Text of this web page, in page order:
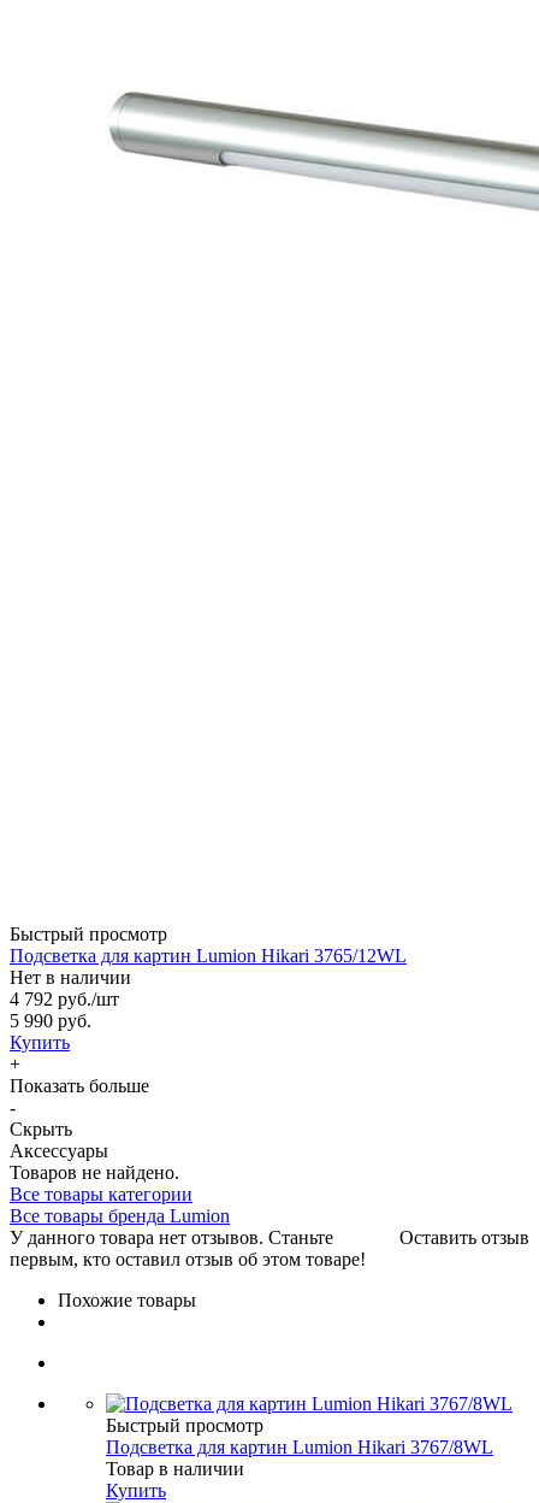
Быстрый просмотр
Подсветка для картин Lumion Hikari 3765/12WL
Нет в наличии
4 792 руб./шт
5 990 руб.
Купить
+
Показать больше
-
Скрыть
Аксессуары
Товаров не найдено.
Все товары категории
Все товары бренда Lumion
Оставить отзыв
У данного товара нет отзывов. Станьте
первым, кто оставил отзыв об этом товаре!
Похожие товары
Быстрый просмотр
Подсветка для картин Lumion Hikari 3767/8WL
Товар в наличии
Купить